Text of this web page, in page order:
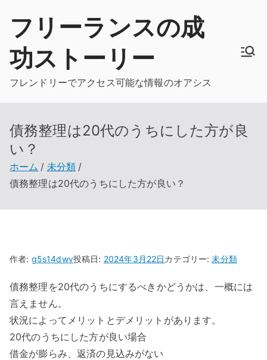
フリーランスの成
功ストーリー
フレンドリーでアクセス可能な情報のオアシス
債務整理は20代のうちにした方が良
い？
ホーム
未分類
債務整理は20代のうちにした方が良い？
作者: g5s14dwv投稿日: 2024年3月22日カテゴリー:未分類
債務整理を20代のうちにするべきかどうかは、一概には
言えません。
状況によってメリットとデメリットがあります。
20代のうちにした方が良い場合
借金が膨らみ、返済の見込みがない